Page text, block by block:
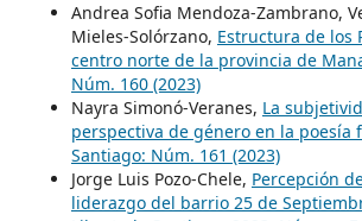
Andrea Sofia Mendoza-Zambrano,
Mieles-Solórzano, Estructura de los
centro norte de la provincia de
Núm. 160 (2023)
Nayra Simonó-Veranes, La
perspectiva de género en la poesía
Santiago: Núm. 161 (2023)
Jorge Luis Pozo-Chele, Percepción
liderazgo del barrio 25 de